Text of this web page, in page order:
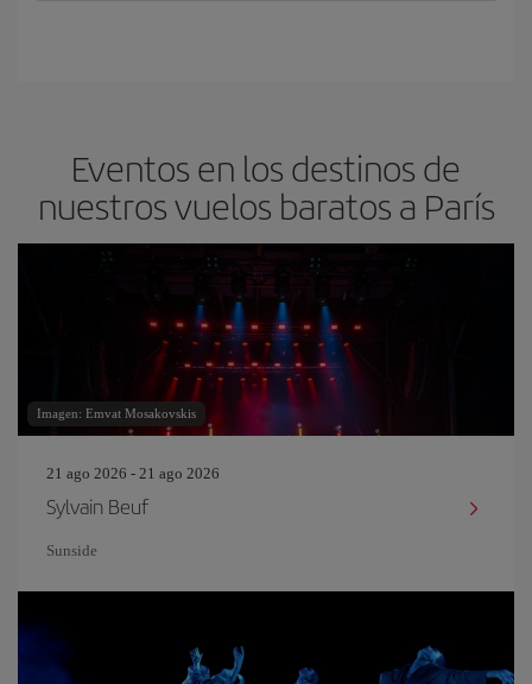
Eventos en los destinos de
nuestros vuelos baratos a París
Imagen: Emvat Mosakovskis
21 ago 2026 - 21 ago 2026
Sylvain Beuf
Sunside